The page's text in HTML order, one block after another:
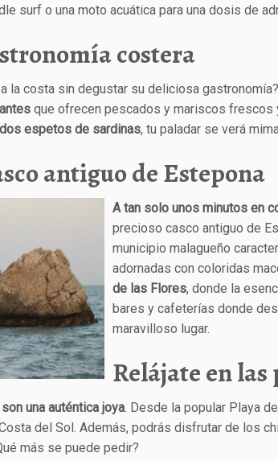
surf o una moto acuática para una dosis de
costera
la costa sin degustar su deliciosa gastronomía?
que ofrecen pescados y mariscos frescos
espetos de sardinas, tu paladar se verá
antiguo de Estepona
A tan solo unos minutos en
precioso casco antiguo de
municipio malagueño
adornadas con coloridas
de las Flores, donde la
bares y cafeterías donde
maravilloso lugar.
Relájate en
una auténtica joya. Desde la popular Playa
del Sol. Además, podrás disfrutar de los
más se puede pedir?